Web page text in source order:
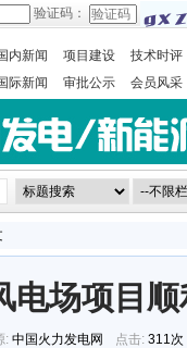
验证码：
内新闻 项目建设
技术时评
际新闻
审批公示 会员风采
电场项目
: 中国火力发电网 点击: 311次